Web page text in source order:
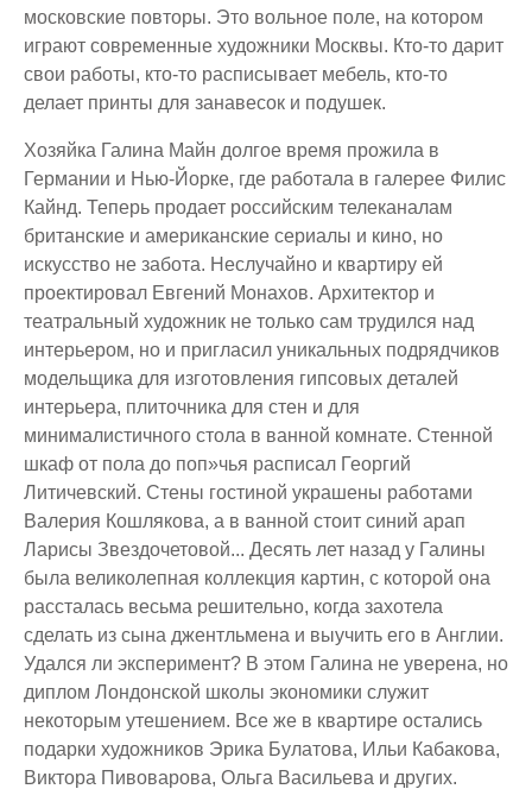
московские повторы. Это вольное поле, на котором
играют современные художники Москвы. Кто-то дарит
свои работы, кто-то расписывает мебель, кто-то
делает принты для занавесок и подушек.
Хозяйка Галина Майн долгое время прожила в
Германии и Нью-Йорке, где работала в галерее Филис
Кайнд. Теперь продает российским телеканалам
британские и американские сериалы и кино, но
искусство не забота. Неслучайно и квартиру ей
проектировал Евгений Монахов. Архитектор и
театральный художник не только сам трудился над
интерьером, но и пригласил уникальных подрядчиков
модельщика для изготовления гипсовых деталей
интерьера, плиточника для стен и для
минималистичного стола в ванной комнате. Стенной
шкаф от пола до поп»чья расписал Георгий
Литичевский. Стены гостиной украшены работами
Валерия Кошлякова, а в ванной стоит синий арап
Ларисы Звездочетовой... Десять лет назад у Галины
была великолепная коллекция картин, с которой она
рассталась весьма решительно, когда захотела
сделать из сына джентльмена и выучить его в Англии.
Удался ли эксперимент? В этом Галина не уверена, но
диплом Лондонской школы экономики служит
некоторым утешением. Все же в квартире остались
подарки художников Эрика Булатова, Ильи Кабакова,
Виктора Пивоварова, Ольга Васильева и других.